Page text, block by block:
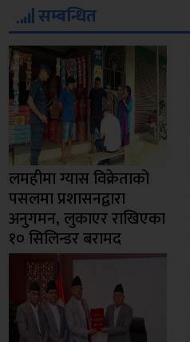
सम्बन्धित
लमहीमा ग्यास विक्रेताको
पसलमा प्रशासनद्वारा
अनुगमन, लुकाएर राखिएका
१० सिलिन्डर बरामद